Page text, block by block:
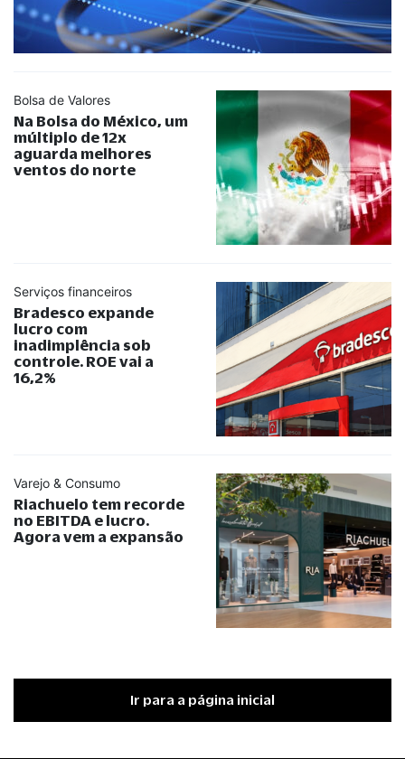
Bolsa de Valores
Na Bolsa do México, um
múltiplo de 12x
aguarda melhores
ventos do norte
Serviços financeiros
Bradesco expande
lucro com
inadimplência sob
controle. ROE vai a
16,2%
Varejo & Consumo
Riachuelo tem recorde
no EBITDA e lucro.
Agora vem a expansão
Ir para a página inicial